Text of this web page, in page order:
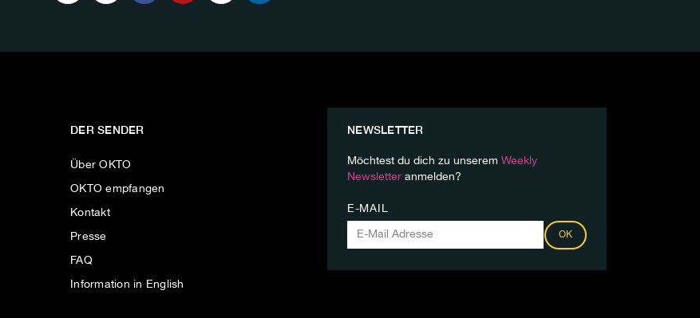
DER SENDER
Über OKTO
OKTO empfangen
Kontakt
Presse
FAQ
Information in English
NEWSLETTER
Möchtest du dich zu unserem Weekly
Newsletter anmelden?
E-MAIL
OK